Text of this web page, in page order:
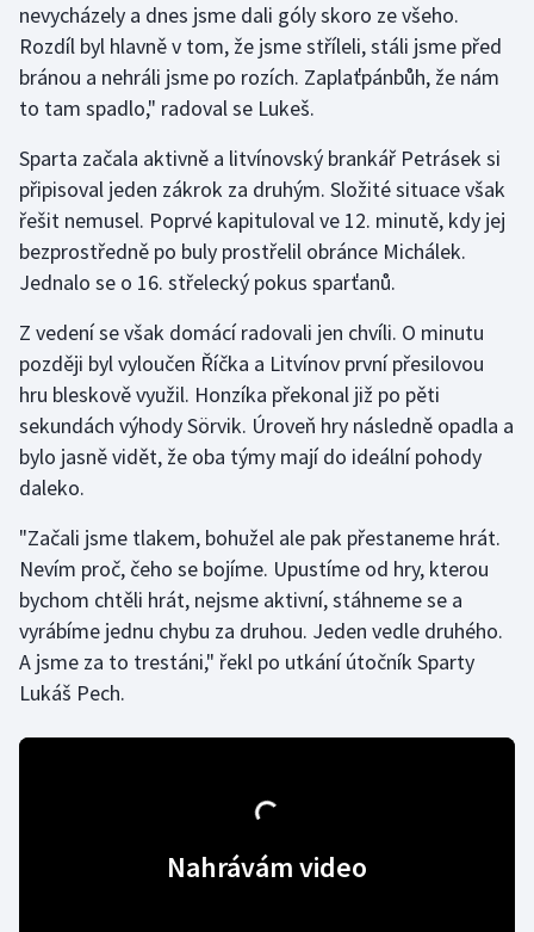
Golf
Gymnastika
Jezdectví
Judo
Lezení
Lyže a snowboard
Moderní pětiboj
Motorsport
Olympijské hry
Parasport
nevycházely a dnes jsme dali góly skoro ze všeho.
Rozdíl byl hlavně v tom, že jsme stříleli, stáli jsme před
bránou a nehráli jsme po rozích. Zaplaťpánbůh, že nám
to tam spadlo," radoval se Lukeš.
Sparta začala aktivně a litvínovský brankář Petrásek si
připisoval jeden zákrok za druhým. Složité situace však
řešit nemusel. Poprvé kapituloval ve 12. minutě, kdy jej
bezprostředně po buly prostřelil obránce Michálek.
Jednalo se o 16. střelecký pokus sparťanů.
Z vedení se však domácí radovali jen chvíli. O minutu
později byl vyloučen Říčka a Litvínov první přesilovou
hru bleskově využil. Honzíka překonal již po pěti
sekundách výhody Sörvik. Úroveň hry následně opadla a
bylo jasně vidět, že oba týmy mají do ideální pohody
daleko.
"Začali jsme tlakem, bohužel ale pak přestaneme hrát.
Nevím proč, čeho se bojíme. Upustíme od hry, kterou
bychom chtěli hrát, nejsme aktivní, stáhneme se a
vyrábíme jednu chybu za druhou. Jeden vedle druhého.
A jsme za to trestáni," řekl po utkání útočník Sparty
Lukáš Pech.
Nahrávám video